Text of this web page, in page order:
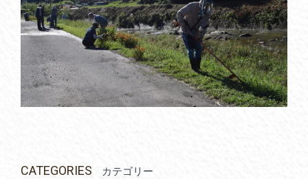
CATEGORIES カテゴリー